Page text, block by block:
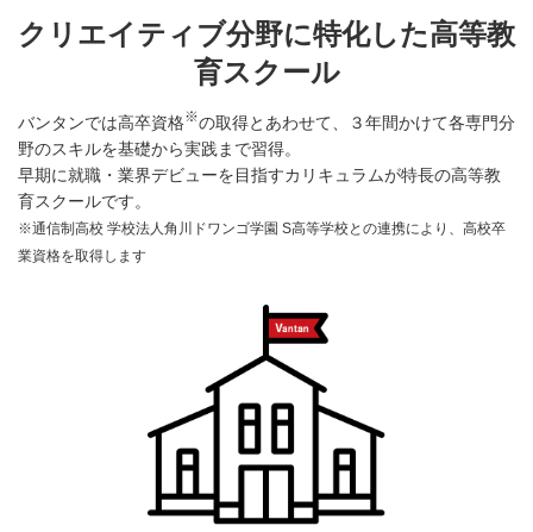
クリエイティブ分野に特化した高等教
育スクール
バンタンでは高卒資格※の取得とあわせて、３年間かけて各専門分
野のスキルを基礎から実践まで習得。
早期に就職・業界デビューを目指すカリキュラムが特長の高等教
育スクールです。
※通信制高校 学校法人角川ドワンゴ学園 S高等学校との連携により、高校卒
業資格を取得します